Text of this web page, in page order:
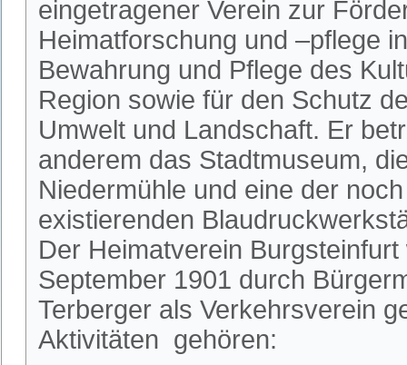
eingetragener Verein zur
Heimatforschung und –pflege
Bewahrung und Pflege des
Region sowie für den Schutz
Umwelt und Landschaft. Er
anderem das Stadtmuseum,
Niedermühle und eine der
existierenden
Der Heimatverein
September 1901 durch
Terberger als Verkehrsverein
Aktivitäten gehören: